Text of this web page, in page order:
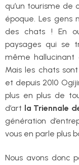
qu’un tourisme de
époque. Les gens
des chats ! En
paysages qui se
même hallucinant
Mais les chats
et depuis 2010
plus en plus de
d’art la Triennale
génération
vous en parle plus
Nous avons donc